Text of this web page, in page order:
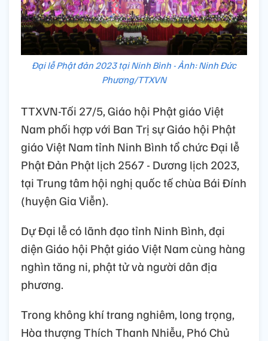
Đại lễ Phật đản 2023 tại Ninh Bình - Ảnh: Ninh Đức
Phương/TTXVN
TTXVN-Tối 27/5, Giáo hội Phật giáo Việt
Nam phối hợp với Ban Trị sự Giáo hội Phật
giáo Việt Nam tỉnh Ninh Bình tổ chức Đại lễ
Phật Đản Phật lịch 2567 - Dương lịch 2023,
tại Trung tâm hội nghị quốc tế chùa Bái Đính
(huyện Gia Viễn).
Dự Đại lễ có lãnh đạo tỉnh Ninh Bình, đại
diện Giáo hội Phật giáo Việt Nam cùng hàng
nghìn tăng ni, phật tử và người dân địa
phương.
Trong không khí trang nghiêm, long trọng,
Hòa thượng Thích Thanh Nhiễu, Phó Chủ